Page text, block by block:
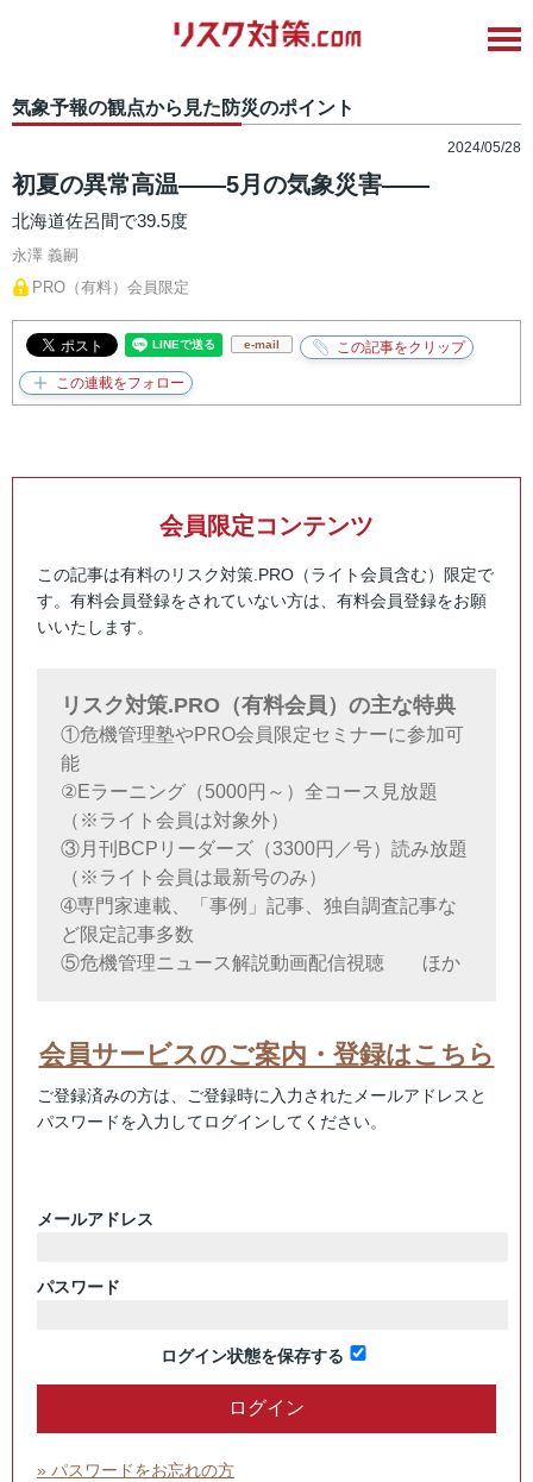
気象予報の観点から見た防災のポイント
2024/05/28
初夏の異常高温――5月の気象災害――
北海道佐呂間で39.5度
永澤 義嗣
PRO（有料）会員限定
e-mail
会員限定コンテンツ
この記事は有料のリスク対策.PRO（ライト会員含む）限定で
す。有料会員登録をされていない方は、有料会員登録をお願
いいたします。
リスク対策.PRO（有料会員）の主な特典
①危機管理塾やPRO会員限定セミナーに参加可
能
②Eラーニング（5000円～）全コース見放題
（※ライト会員は対象外）
③月刊BCPリーダーズ（3300円／号）読み放題
（※ライト会員は最新号のみ）
➃専門家連載、「事例」記事、独自調査記事な
ど限定記事多数
⑤危機管理ニュース解説動画配信視聴 ほか
会員サービスのご案内・登録はこちら
ご登録済みの方は、ご登録時に入力されたメールアドレスと
パスワードを入力してログインしてください。
メールアドレス
パスワード
ログイン状態を保存する
» パスワードをお忘れの方